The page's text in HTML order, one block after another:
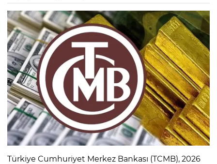
Türkiye Cumhuriyet Merkez Bankası (TCMB), 2026